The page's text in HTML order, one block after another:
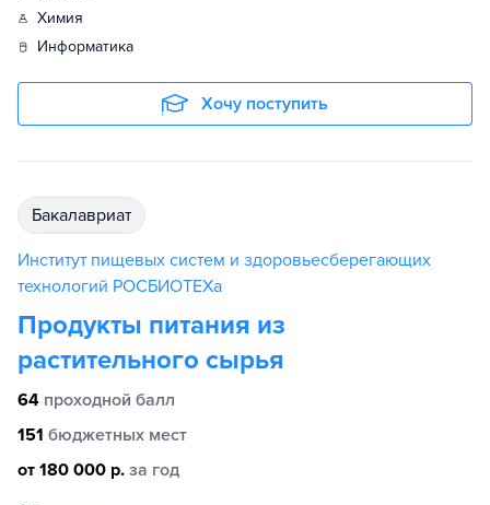
химия
информатика
Хочу поступить
бакалавриат
Институт пищевых систем и здоровьесберегающих
технологий РОСБИОТЕХа
Продукты питания из
растительного сырья
64 проходной балл
151 бюджетных мест
от 180 000 р. за год